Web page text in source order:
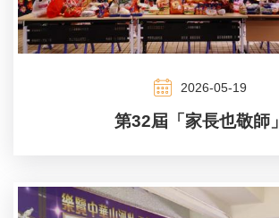
2026-05-19
第32屆「家長也敬師」